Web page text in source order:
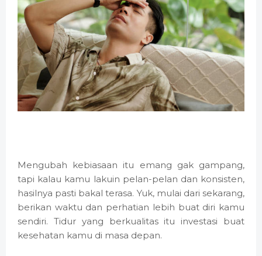
Mengubah kebiasaan itu emang gak gampang,
tapi kalau kamu lakuin pelan-pelan dan konsisten,
hasilnya pasti bakal terasa. Yuk, mulai dari sekarang,
berikan waktu dan perhatian lebih buat diri kamu
sendiri. Tidur yang berkualitas itu investasi buat
kesehatan kamu di masa depan.